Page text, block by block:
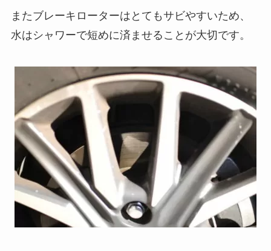
またブレーキローターはとてもサビやすいため、
水はシャワーで短めに済ませることが大切です。